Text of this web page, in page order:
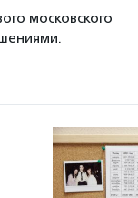
московского